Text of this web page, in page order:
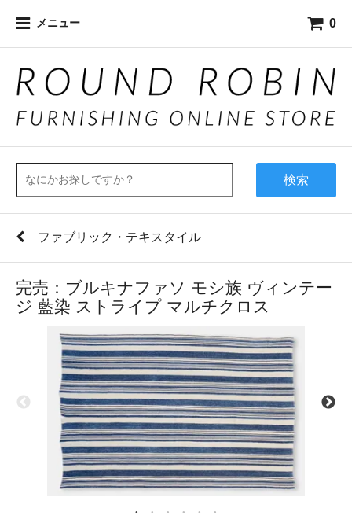
メニュー 0
検索
ファブリック・テキスタイル
完売：ブルキナファソ モシ族 ヴィンテー
ジ 藍染 ストライプ マルチクロス